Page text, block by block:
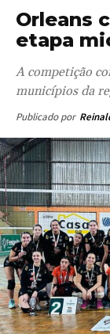
Orleans
etapa
A competição
municípios da
Publicado por